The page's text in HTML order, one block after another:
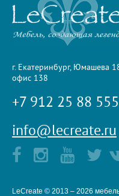
г. Екатеринбург, Юмашева
офис 138
+7 912 25 88 555
info@lecreate.ru
LeCreate © 2013 – 2026